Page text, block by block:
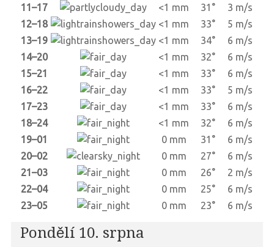
11–17
<1 mm 31°
3 m/s
12–18
<1 mm 33°
5 m/s
13–19
<1 mm 34°
6 m/s
14–20
<1 mm 32°
6 m/s
15–21
<1 mm 33°
6 m/s
16–22
<1 mm 33°
5 m/s
17–23
<1 mm 33°
6 m/s
18–24
<1 mm 32°
6 m/s
19–01
0 mm 31°
6 m/s
20–02
0 mm 27°
6 m/s
21–03
0 mm 26°
2 m/s
22–04
0 mm 25°
6 m/s
23–05
0 mm 23° 6 m/s
Pondělí 10. srpna